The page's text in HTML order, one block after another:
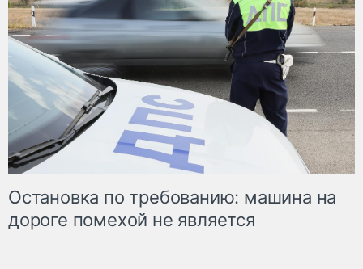
Остановка по требованию: машина на
дороге помехой не является